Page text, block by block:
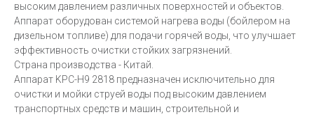
высоким давлением различных поверхностей и объектов.
Аппарат оборудован системой нагрева воды (бойлером на
дизельном топливе) для подачи горячей воды, что улучшает
эффективность очистки стойких загрязнений.
Страна производства - Китай.
Аппарат KPC-H9 2818 предназначен исключительно для
очистки и мойки струей воды под высоким давлением
транспортных средств и машин, строительной и